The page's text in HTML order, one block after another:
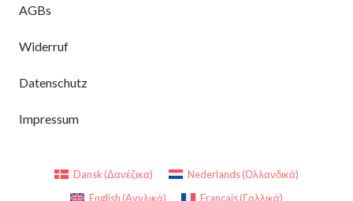
AGBs
Widerruf
Datenschutz
Impressum
Dansk (Δανέζικα) Nederlands(Ολλανδικά)
English (Αγγλικά) Français(Γαλλικά)